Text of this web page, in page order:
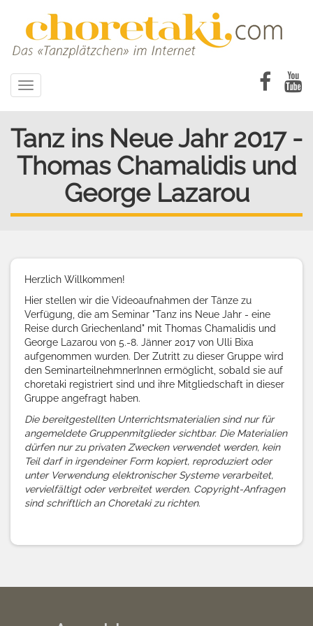
Toggle
navigation
Tanz ins Neue Jahr 2017 -
Thomas Chamalidis und
George Lazarou
Herzlich Willkommen!
Hier stellen wir die Videoaufnahmen der Tänze zu
Verfügung, die am Seminar "Tanz ins Neue Jahr - eine
Reise durch Griechenland" mit Thomas Chamalidis und
George Lazarou von 5.-8. Jänner 2017 von Ulli Bixa
aufgenommen wurden. Der Zutritt zu dieser Gruppe wird
den SeminarteilnehmnerInnen ermöglicht, sobald sie auf
choretaki registriert sind und ihre Mitgliedschaft in dieser
Gruppe angefragt haben.
Die bereitgestellten Unterrichtsmaterialien sind nur für
angemeldete Gruppenmitglieder sichtbar. Die Materialien
dürfen nur zu privaten Zwecken verwendet werden, kein
Teil darf in irgendeiner Form kopiert, reproduziert oder
unter Verwendung elektronischer Systeme verarbeitet,
vervielfältigt oder verbreitet werden. Copyright-Anfragen
sind schriftlich an Choretaki zu richten.